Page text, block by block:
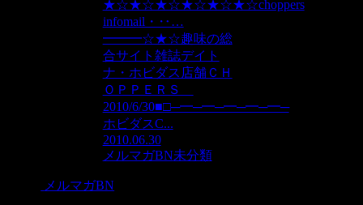
★☆★☆★☆★☆★☆★☆choppers
infomail・‥…
━━━☆★☆趣味の総
合サイト雑誌デイト
ナ・ホビダス店舗ＣＨ
ＯＰＰＥＲＳ
2010/6/30■□─━─━─━─━─━─
ホビダスC...
2010.06.30
メルマガBN未分類
メルマガBN